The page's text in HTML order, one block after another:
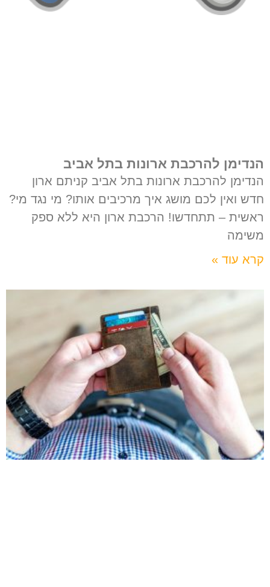
הנדימן להרכבת ארונות בתל אביב
הנדימן להרכבת ארונות בתל אביב קניתם ארון
חדש ואין לכם מושג איך מרכיבים אותו? מי נגד מי?
ראשית – תתחדשו! הרכבת ארון היא ללא ספק
משימה
קרא עוד »